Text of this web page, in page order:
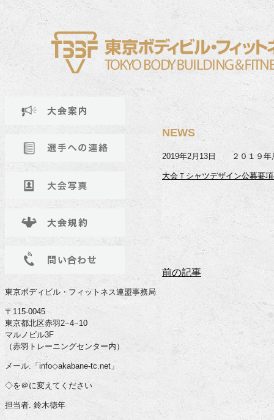
東京ボディビル・フィットネス連盟事務局
〒115-0045
東京都北区赤羽2−4−10
マルノビル3F
（赤羽トレーニングセンター内）
メール.「info◇akabane-tc.net」
◇を＠に変えてください
担当者. 鈴木徳年
NEWS
2019年2月13日 ２０１９年
大会Ｔシャツデザイン公募要
前の記事